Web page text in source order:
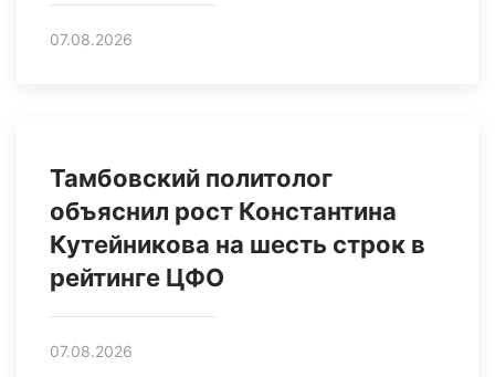
07.08.2026
Тамбовский политолог
объяснил рост Константина
Кутейникова на шесть строк в
рейтинге ЦФО
07.08.2026